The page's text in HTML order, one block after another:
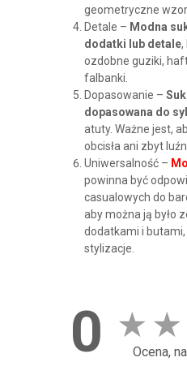
geometryczne
Detale – Modna
dodatki lub detale,
ozdobne guziki,
falbanki.
Dopasowanie –
dopasowana do
atuty. Ważne jest,
obcisła ani zbyt
Uniwersalność –
powinna być
casualowych do
aby można ją było
dodatkami i
stylizacje.
0 ★ ★
Ocena,